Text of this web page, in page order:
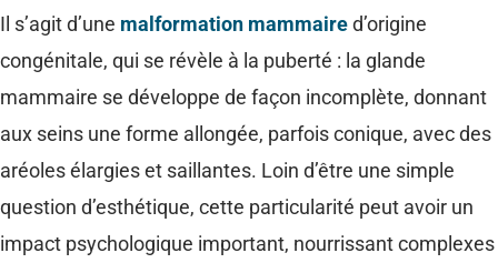
Il s’agit d’une malformation mammaired’origine
congénitale, qui se révèle à la puberté : la glande
mammaire se développe de façon incomplète, donnant
aux seins une forme allongée, parfois conique, avec des
aréoles élargies et saillantes. Loin d’être une simple
question d’esthétique, cette particularité peut avoir un
impact psychologique important, nourrissant complexes